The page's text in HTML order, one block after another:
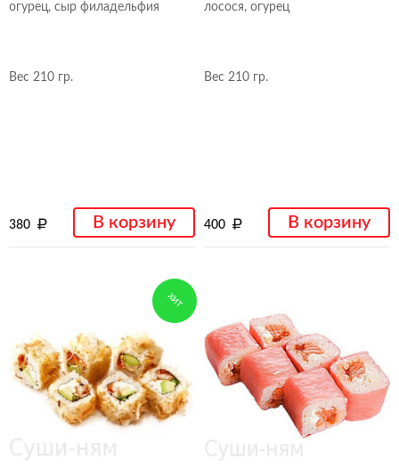
огурец, сыр филадельфия
Вес 210 гр.
380 В корзину
лосося, огурец
Вес 210 гр.
400 В корзину
ХИТ